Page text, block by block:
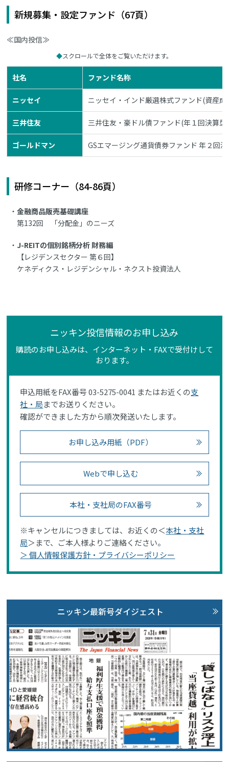
新規募集・設定ファンド（67頁）
≪国内投信≫
スクロールで全体をご覧いただけます。
社名 ファンド名称
ニッセイ ニッセイ・インド厳選株式ファンド(資産成
三井住友 三井住友・豪ドル債ファンド(年１回決算型)
ゴールドマン GSエマージング通貨債券ファンド 年２回
研修コーナー（84-86頁）
金融商品販売基礎講座
第132回 「分配金」のニーズ
J-REITの個別銘柄分析 財務編
【レジデンスセクター 第６回】
ケネディクス・レジデンシャル・ネクスト投資法人
ニッキン投信情報のお申し込み
購読のお申し込みは、インターネット・FAXで受付けして
おります。
申込用紙をFAX番号 03-5275-0041 またはお近くの支
社・局までお送りください。
確認ができました方から順次発送いたします。
お申し込み用紙（PDF）
Webで申し込む
本社・支社局のFAX番号
※キャンセルにつきましては、お近くの＜本社・支社
局＞まで、ご本人様よりご連絡ください。
＞ 個人情報保護方針・プライバシーポリシー
ニッキン最新号ダイジェスト